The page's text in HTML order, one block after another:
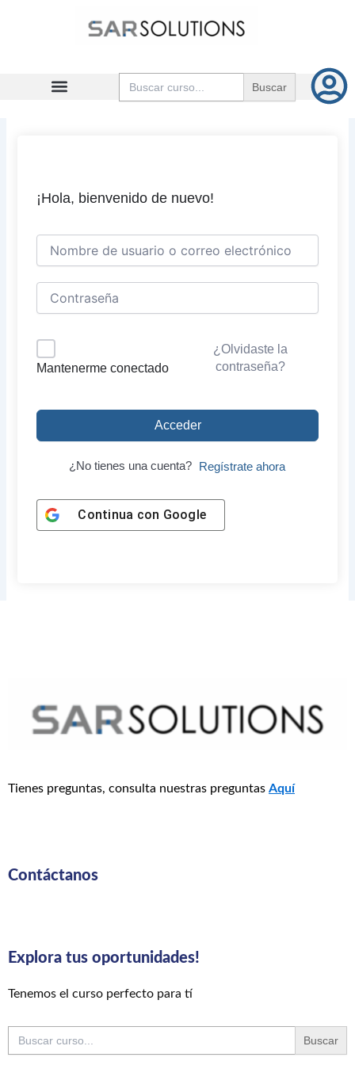
Buscar:
¡Hola, bienvenido de nuevo!
Mantenerme conectado
¿Olvidaste la
contraseña?
Acceder
¿No tienes una cuenta? Regístrate ahora
Continua con Google
Tienes preguntas, consulta nuestras preguntas Aquí
Contáctanos
Explora tus oportunidades!
Tenemos el curso perfecto para tí
Buscar: